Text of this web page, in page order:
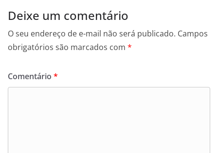
Deixe um comentário
O seu endereço de e-mail não será publicado. Campos
obrigatórios são marcados com *
Comentário *